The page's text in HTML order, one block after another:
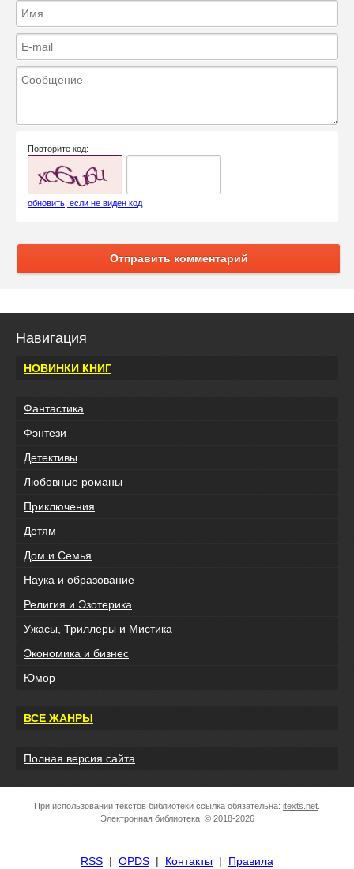
Повторите код:
обновить, если не виден код
Отправить комментарий
Навигация
НОВИНКИ КНИГ
Фантастика
Фэнтези
Детективы
Любовные романы
Приключения
Детям
Дом и Семья
Наука и образование
Религия и Эзотерика
Ужасы, Триллеры и Мистика
Экономика и бизнес
Юмор
ВСЕ ЖАНРЫ
Полная версия сайта
При использовании текстов библиотеки ссылка обязательна: itexts.net
Электронная библиотека, © 2018-2026
RSS | OPDS | Контакты | Правила